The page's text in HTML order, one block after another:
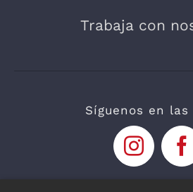
Trabaja con
Síguenos en las